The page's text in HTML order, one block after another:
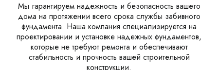
Мы гарантируем надежность и безопасность вашего
дома на протяжении всего срока службы забивного
фундамента. Наша компания специализируется на
проектировании и установке надежных фундаментов,
которые не требуют ремонта и обеспечивают
стабильность и прочность вашей строительной
конструкции.